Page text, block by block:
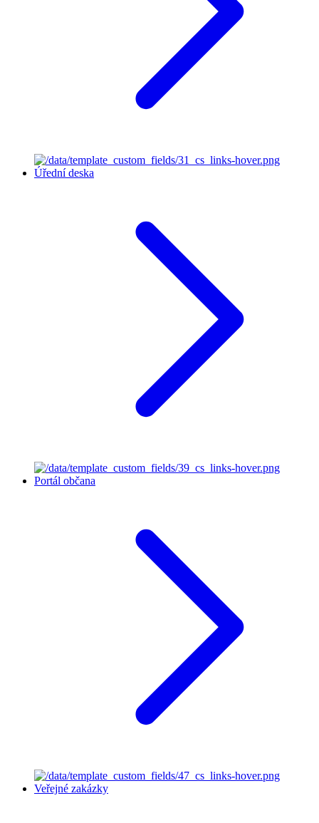
Úřední deska
Portál občana
Veřejné zakázky